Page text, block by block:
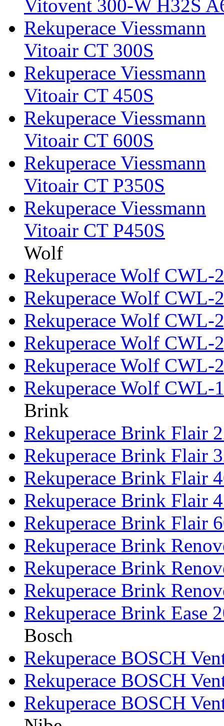
Vitovent 300-W H32S
Rekuperace Viessmann
Vitoair CT 300S
Rekuperace Viessmann
Vitoair CT 450S
Rekuperace Viessmann
Vitoair CT 600S
Rekuperace Viessmann
Vitoair CT P350S
Rekuperace Viessmann
Vitoair CT P450S
Wolf
Rekuperace Wolf CWL-
Rekuperace Wolf CWL-
Rekuperace Wolf CWL-
Rekuperace Wolf CWL-
Rekuperace Wolf CWL-
Rekuperace Wolf CWL-
Brink
Rekuperace Brink Flair
Rekuperace Brink Flair
Rekuperace Brink Flair
Rekuperace Brink Flair
Rekuperace Brink Flair
Rekuperace Brink
Rekuperace Brink
Rekuperace Brink
Rekuperace Brink Ease
Bosch
Rekuperace BOSCH
Rekuperace BOSCH
Rekuperace BOSCH